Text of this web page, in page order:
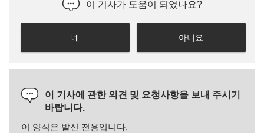
이 기사가 도움이 되었나요?
네 아니요
이 기사에 관한 의견 및 요청사항을 보내 주시기
바랍니다.
이 양식은 발신 전용입니다.